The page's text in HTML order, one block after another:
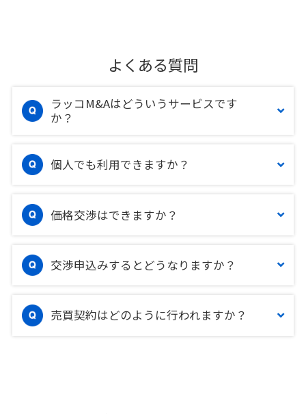
よくある質問
ラッコM&Aはどういうサービスです
か？
個人でも利用できますか？
価格交渉はできますか？
交渉申込みするとどうなりますか？
売買契約はどのように行われますか？